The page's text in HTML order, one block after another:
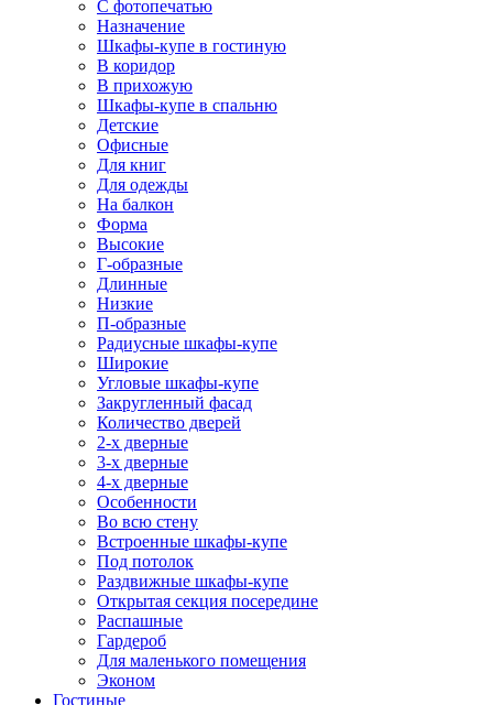
С фотопечатью
Назначение
Шкафы-купе в гостиную
В коридор
В прихожую
Шкафы-купе в спальню
Детские
Офисные
Для книг
Для одежды
На балкон
Форма
Высокие
Г-образные
Длинные
Низкие
П-образные
Радиусные шкафы-купе
Широкие
Угловые шкафы-купе
Закругленный фасад
Количество дверей
2-х дверные
3-х дверные
4-х дверные
Особенности
Во всю стену
Встроенные шкафы-купе
Под потолок
Раздвижные шкафы-купе
Открытая секция посередине
Распашные
Гардероб
Для маленького помещения
Эконом
Гостиные